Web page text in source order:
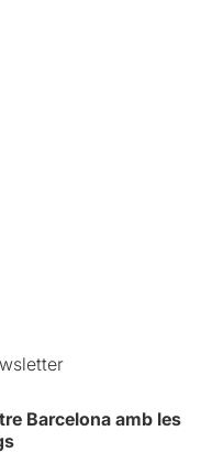
Barcelona amb les